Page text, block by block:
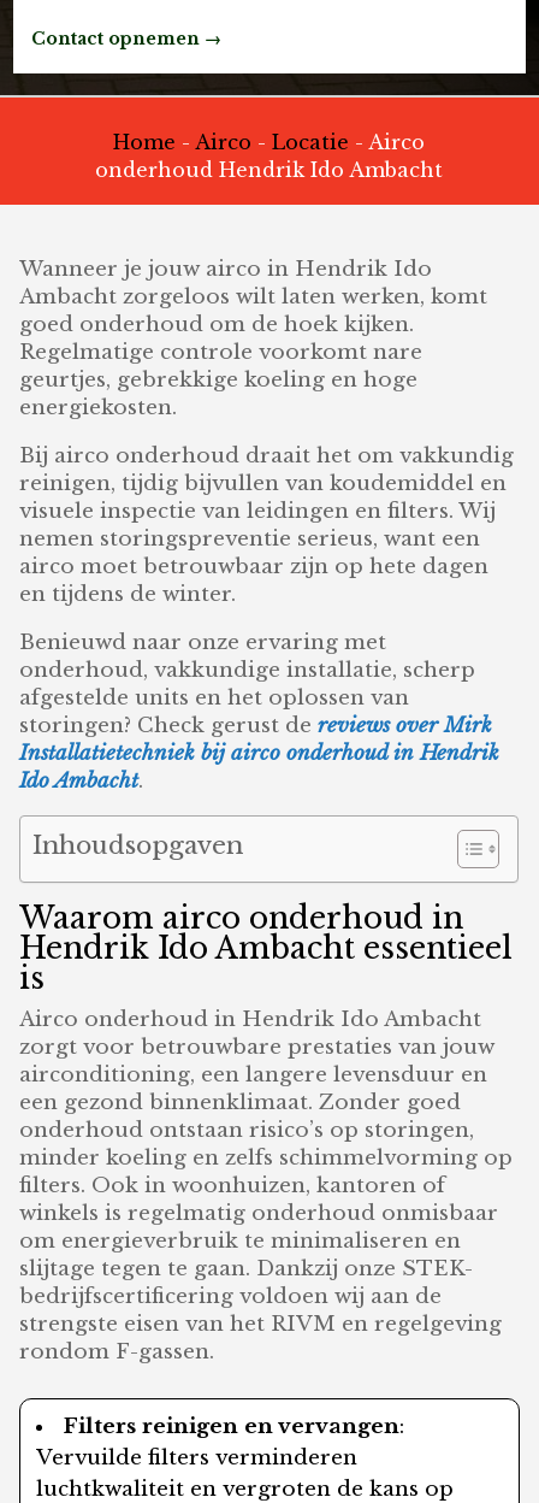
Contact opnemen →
Home - Airco -Locatie - Airco
onderhoud Hendrik Ido Ambacht
Wanneer je jouw airco in Hendrik Ido
Ambacht zorgeloos wilt laten werken, komt
goed onderhoud om de hoek kijken.
Regelmatige controle voorkomt nare
geurtjes, gebrekkige koeling en hoge
energiekosten.
Bij airco onderhoud draait het om vakkundig
reinigen, tijdig bijvullen van koudemiddel en
visuele inspectie van leidingen en filters. Wij
nemen storingspreventie serieus, want een
airco moet betrouwbaar zijn op hete dagen
en tijdens de winter.
Benieuwd naar onze ervaring met
onderhoud, vakkundige installatie, scherp
afgestelde units en het oplossen van
storingen? Check gerust dereviews over Mirk
Installatietechniek bij airco onderhoud in Hendrik
Ido Ambacht.
Inhoudsopgaven
Waarom airco onderhoud in
Hendrik Ido Ambacht essentieel
is
Airco onderhoud in Hendrik Ido Ambacht
zorgt voor betrouwbare prestaties van jouw
airconditioning, een langere levensduur en
een gezond binnenklimaat. Zonder goed
onderhoud ontstaan risico’s op storingen,
minder koeling en zelfs schimmelvorming op
filters. Ook in woonhuizen, kantoren of
winkels is regelmatig onderhoud onmisbaar
om energieverbruik te minimaliseren en
slijtage tegen te gaan. Dankzij onze STEK-
bedrijfscertificering voldoen wij aan de
strengste eisen van het RIVM en regelgeving
rondom F-gassen.
Filters reinigen en vervangen:
Vervuilde filters verminderen
luchtkwaliteit en vergroten de kans op